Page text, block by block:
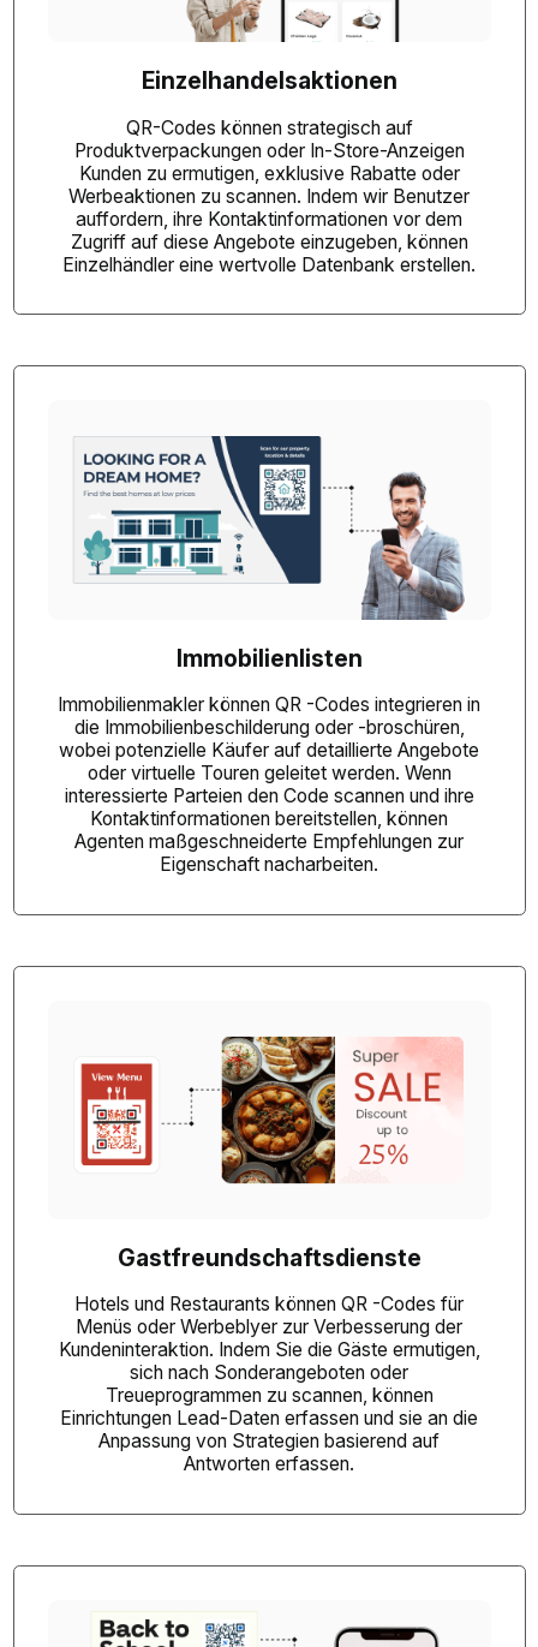
Einzelhandelsaktionen
QR-Codes können strategisch auf
Produktverpackungen oder In-Store-Anzeigen
Kunden zu ermutigen, exklusive Rabatte oder
Werbeaktionen zu scannen. Indem wir Benutzer
auffordern, ihre Kontaktinformationen vor dem
Zugriff auf diese Angebote einzugeben, können
Einzelhändler eine wertvolle Datenbank erstellen.
Immobilienlisten
Immobilienmakler können QR -Codes integrieren in
die Immobilienbeschilderung oder -broschüren,
wobei potenzielle Käufer auf detaillierte Angebote
oder virtuelle Touren geleitet werden. Wenn
interessierte Parteien den Code scannen und ihre
Kontaktinformationen bereitstellen, können
Agenten maßgeschneiderte Empfehlungen zur
Eigenschaft nacharbeiten.
Gastfreundschaftsdienste
Hotels und Restaurants können QR -Codes für
Menüs oder Werbeblyer zur Verbesserung der
Kundeninteraktion. Indem Sie die Gäste ermutigen,
sich nach Sonderangeboten oder
Treueprogrammen zu scannen, können
Einrichtungen Lead-Daten erfassen und sie an die
Anpassung von Strategien basierend auf
Antworten erfassen.